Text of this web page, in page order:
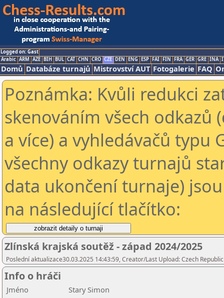
Logged on: Gast
Arabic ARM AZE BIH BUL CAT CHN CRO CZE DEN ENG ESP FAI FIN FRA GER GRE INA
Domů Databáze turnajů Mistrovství AUT Fotogalerie FAQ
Poznámka: Kvůli redukci
skenováním všech odkazů
a více) a vyhledávačů typu
všechny odkazy turnajů
data ukončení turnaje)
na následující tlačítko:
Zlínská krajská soutěž - západ 2024/2025
Poslední aktualizace30.03.2025 14:43:59, Creator/Last Upload: Czech
Info o hráči
Jméno
Stary Simon